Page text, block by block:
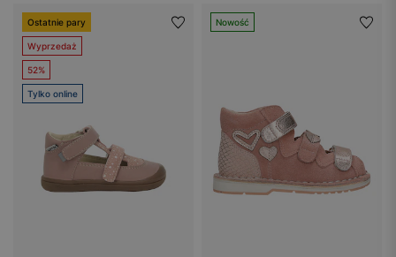
Ostatnie pary
Wyprzedaż
52%
Tylko online
Nowość